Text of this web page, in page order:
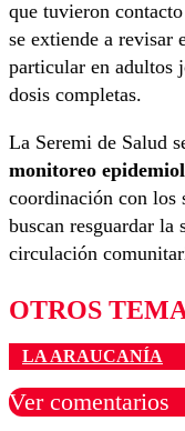
que tuvieron
se extiende a revisar
particular en adultos
dosis completas.
La Seremi de Salud
monitoreo
coordinación con los
buscan resguardar
circulación
OTROS
LA ARAUCANÍA
Ver comentarios